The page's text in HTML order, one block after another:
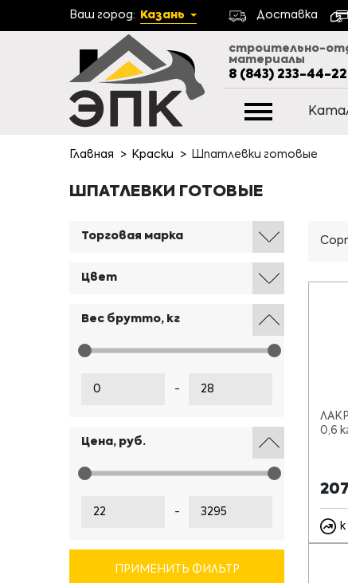
Ваш город: Казань Доставка
строительно-
материалы
8 (843) 233-44-22
Главная Краски Шпатлевки готовые
ШПАТЛЕВКИ ГОТОВЫЕ
Торговая марка
Цвет
Вес брутто, кг
-
Цена, руб.
-
ПРИМЕНИТЬ ФИЛЬТР
0,6